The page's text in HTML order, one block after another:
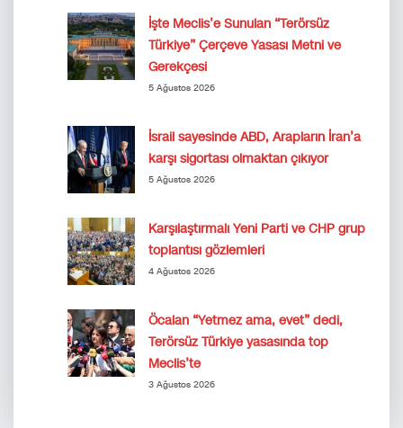
İşte Meclis’e Sunulan “Terörsüz
Türkiye” Çerçeve Yasası Metni ve
Gerekçesi
5 Ağustos 2026
İsrail sayesinde ABD, Arapların İran’a
karşı sigortası olmaktan çıkıyor
5 Ağustos 2026
Karşılaştırmalı Yeni Parti ve CHP grup
toplantısı gözlemleri
4 Ağustos 2026
Öcalan “Yetmez ama, evet” dedi,
Terörsüz Türkiye yasasında top
Meclis’te
3 Ağustos 2026